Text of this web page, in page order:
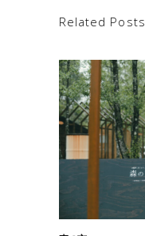
Related Posts